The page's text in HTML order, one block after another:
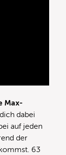
Max-
dabei
auf jeden
der
63